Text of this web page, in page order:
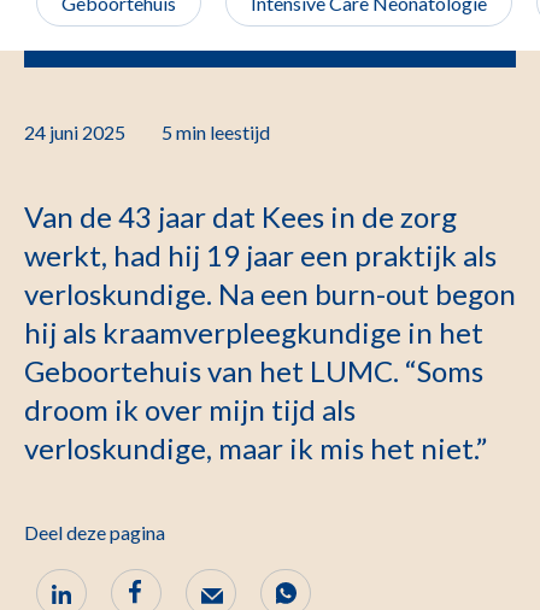
24 juni 2025 5 min leestijd
Van de 43 jaar dat Kees in de zorg
werkt, had hij 19 jaar een praktijk als
verloskundige. Na een burn-out begon
hij als kraamverpleegkundige in het
Geboortehuis van het LUMC. “Soms
droom ik over mijn tijd als
verloskundige, maar ik mis het niet.”
Deel deze pagina